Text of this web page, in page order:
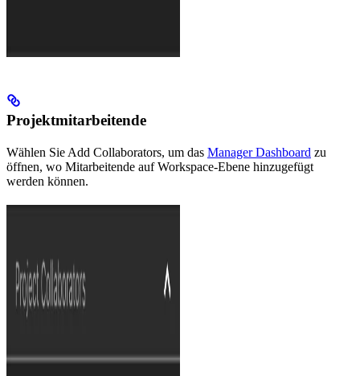
Projektmitarbeitende
Wählen Sie Add Collaborators, um das Manager Dashboard zu
öffnen, wo Mitarbeitende auf Workspace-Ebene hinzugefügt
werden können.